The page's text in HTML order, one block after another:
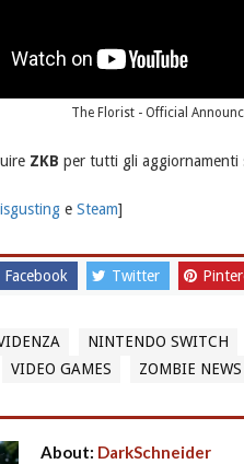
The Florist - Official
ZKB per tutti gli aggiornamenti
e Steam]
Facebook Twitter
NINTENDO SWITCH
VIDEO GAMES ZOMBIE NEWS
About: DarkSchneider